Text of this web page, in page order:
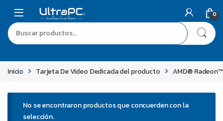
0
Inicio Tarjeta De Video Dedicada del producto AMD®
No se encontraron productos que concuerden con la
selección.